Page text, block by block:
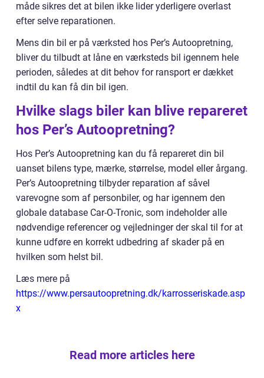
måde sikres det at bilen ikke lider yderligere overlast
efter selve reparationen.
Mens din bil er på værksted hos Per’s Autoopretning,
bliver du tilbudt at låne en værksteds bil igennem hele
perioden, således at dit behov for ransport er dækket
indtil du kan få din bil igen.
Hvilke slags biler kan blive repareret
hos Per’s Autoopretning?
Hos Per’s Autoopretning kan du få repareret din bil
uanset bilens type, mærke, størrelse, model eller årgang.
Per’s Autoopretning tilbyder reparation af såvel
varevogne som af personbiler, og har igennem den
globale database Car-O-Tronic, som indeholder alle
nødvendige referencer og vejledninger der skal til for at
kunne udføre en korrekt udbedring af skader på en
hvilken som helst bil.
Læs mere på
https://www.persautoopretning.dk/karrosseriskade.asp
x
Read more articles here